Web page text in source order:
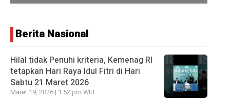
Berita Nasional
Hilal tidak Penuhi kriteria, Kemenag RI
tetapkan Hari Raya Idul Fitri di Hari
Sabtu 21 Maret 2026
Maret 19, 2026 | 1:52 pm WIB